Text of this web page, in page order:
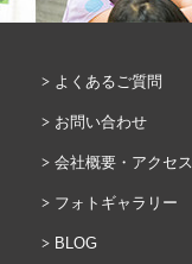
よくあるご質問
お問い合わせ
会社概要・アクセス
フォトギャラリー
BLOG